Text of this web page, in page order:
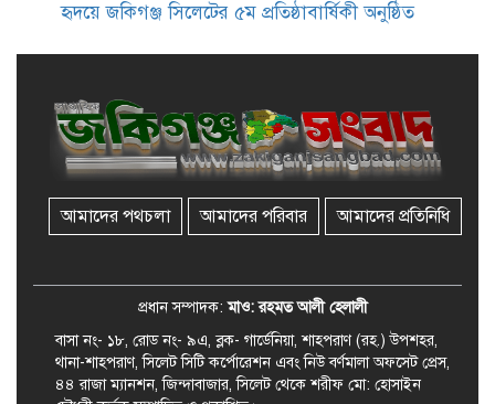
জকিগঞ্জে বালাউট ছাহেব বাড়ীর
জকিগঞ্জে সাজাপ্রাপ্ত আসামিসহ
গ্রেফতার ২
হৃদয়ে জকিগঞ্জ সিলেটের ৫ম প্রতিষ্ঠাবার্ষিকী অনুষ্ঠিত
আমাদের পথচলা আমাদের পরিবার আমাদের প্রতিনিধি
প্রধান সম্পাদক:মাও: রহমত আলী হেলালী
বাসা নং- ১৮, রোড নং- ৯এ, ব্লক- গার্ডেনিয়া, শাহপরাণ (রহ.) উপশহর,
থানা-শাহপরাণ, সিলেট সিটি কর্পোরেশন এবং নিউ বর্ণমালা অফসেট প্রেস,
৪৪ রাজা ম্যানশন, জিন্দাবাজার, সিলেট থেকে শরীফ মো: হোসাইন